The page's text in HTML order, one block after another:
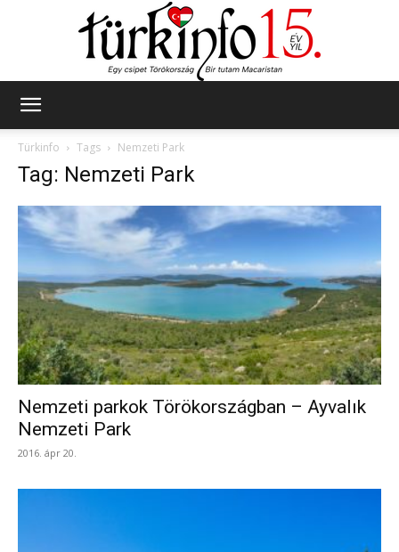
Türkinfo
Tags Nemzeti Park
Tag: Nemzeti Park
Nemzeti parkok Törökországban – Ayvalık
Nemzeti Park
2016. ápr 20.